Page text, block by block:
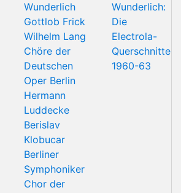
Wunderlich
Gottlob Frick
Wilhelm Lang
Chöre der
Deutschen
Oper Berlin
Hermann
Luddecke
Berislav
Klobucar
Berliner
Symphoniker
Chor der
Wunderlich:
Die
Electrola-
Querschnitte
1960-63